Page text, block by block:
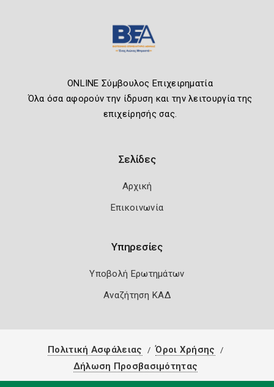
ONLINE Σύμβουλος Επιχειρηματία
Όλα όσα αφορούν την ίδρυση και την λειτουργία της
επιχείρησής σας.
Σελίδες
Αρχική
Επικοινωνία
Υπηρεσίες
Υποβολή Ερωτημάτων
Αναζήτηση ΚΑΔ
Πολιτική Ασφάλειας
Όροι Χρήσης
Δήλωση Προσβασιμότητας